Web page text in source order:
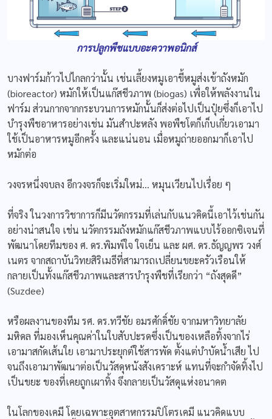
การปลูกพืชแบบอะควาพอนิกส์
บางฟาร์มก้าวไปไกลกว่านั้น เช่นเลี้ยงหมูเอาขี้หมูส่งเข้าถังหมัก
(bioreactor) หมักให้เป็นแก๊สชีวภาพ (biogas) เพื่อให้พลังงานใน
ฟาร์ม ส่วนกากจากกระบวนการหมักนั้นก็ส่งต่อไปเป็นปุ๋ยซึ่งก็เอาไป
บำรุงพืชอาหารอย่างเช่น มันสำปะหลัง พอพืชโตก็เก็บเกี่ยวเอามา
ใช้เป็นอาหารหมูอีกครั้ง และแน่นอน เมื่อหมูถ่ายออกมาก็เอาไป
หมักต่อ
วงจรหนึ่งจบลง อีกวงจรก็จะเริ่มใหม่… หมุนเวียนไปเรื่อย ๆ
ที่จริง ในวงการวิชาการก็มีนวัตกรรมที่เล่นกับแนวคิดนี้เอาไว้เช่นกัน
อย่างน่าสนใจ เช่น นวัตกรรมถังหมักแก๊สชีวภาพแบบไร้ออกซิเจนที่
พัฒนาโดยทีมของ ศ. ดร.พิมพ์ใจ ใจเย็น และ ผศ. ดร.ธัญญพร วงศ์
เนตร จากสถาบันวิทยสิริเมธีที่สามารถเปลี่ยนขยะครัวเรือนให้
กลายเป็นทั้งแก๊สชีวภาพและสารบำรุงพืชที่เรียกว่า “ถังสุดดี”
(Suzdee)
หรือผลงานของทีม รศ. ดร.ทวีชัย อมรศักดิ์ชัย จากมหาวิทยาลัย
มหิดล ที่มองเห็นคุณค่าในใบสับปะรดซึ่งเป็นของเหลือทิ้งจากไร่
เอามาสกัดเส้นใย เอามาประยุกต์ใช้สารพัด ตั้งแต่บำบัดน้ำเสีย ไป
จนถึงเอามาพัฒนาต่อเป็นวัสดุหนังสังเคราะห์ แทนที่จะกำจัดทิ้งไป
เป็นขยะ ของที่เคยถูกเผาทิ้ง จึงกลายเป็นวัสดุแห่งอนาคต
ในโลกของเคมี โดยเฉพาะอุตสาหกรรมปิโตรเคมี แนวคิดแบบ